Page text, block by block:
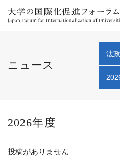
ニュース
法
2026
投稿がありません